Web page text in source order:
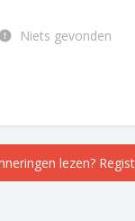
Niets gevonden
lezen?